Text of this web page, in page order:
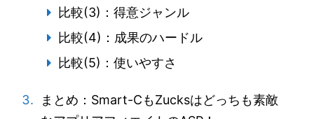
比較(3)：得意ジャンル
比較(4)：成果のハードル
比較(5)：使いやすさ
まとめ：Smart-CもZucksはどっちも素敵